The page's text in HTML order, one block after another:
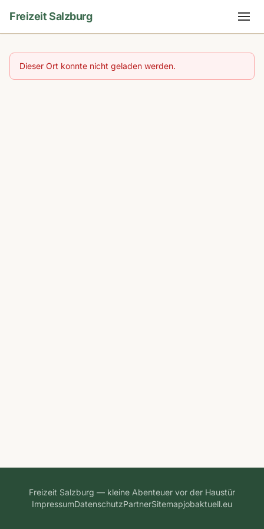
Freizeit Salzburg
Dieser Ort konnte nicht geladen werden.
Freizeit Salzburg — kleine Abenteuer vor der Haustür
ImpressumDatenschutzPartnerSitemapjobaktuell.eu